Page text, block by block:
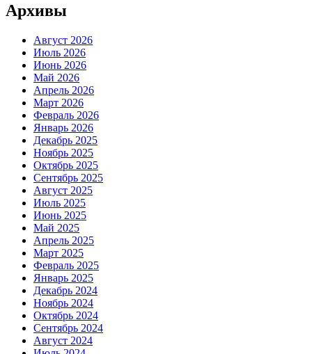
Архивы
Август 2026
Июль 2026
Июнь 2026
Май 2026
Апрель 2026
Март 2026
Февраль 2026
Январь 2026
Декабрь 2025
Ноябрь 2025
Октябрь 2025
Сентябрь 2025
Август 2025
Июль 2025
Июнь 2025
Май 2025
Апрель 2025
Март 2025
Февраль 2025
Январь 2025
Декабрь 2024
Ноябрь 2024
Октябрь 2024
Сентябрь 2024
Август 2024